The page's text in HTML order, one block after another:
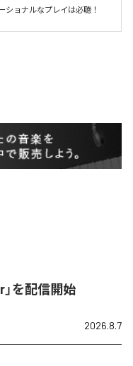
ョナルなプレイは必聴！
を配信開始
2026.8.7